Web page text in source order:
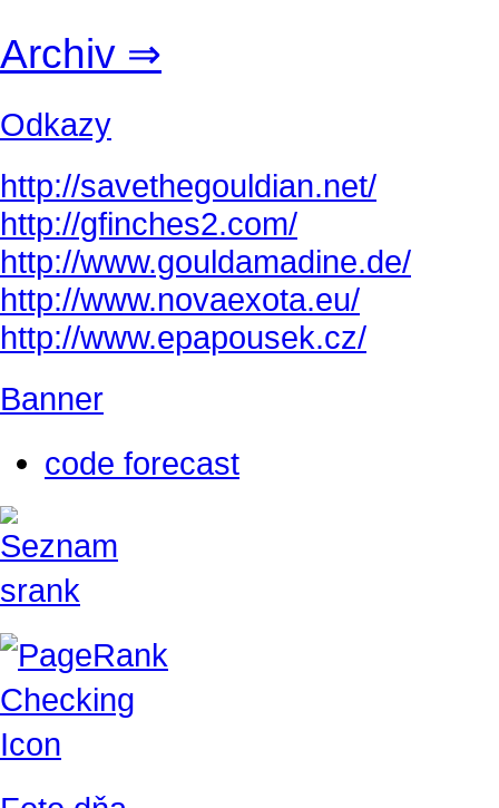
Archiv ⇒
Odkazy
http://savethegouldian.net/
http://gfinches2.com/
http://www.gouldamadine.de/
http://www.novaexota.eu/
http://www.epapousek.cz/
Banner
code forecast